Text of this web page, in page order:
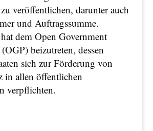
veröffentlichen, darunter auch
und Auftragssumme.
dem Open Government
beizutreten, dessen
sich zur Förderung von
in allen öffentlichen
verpflichten.